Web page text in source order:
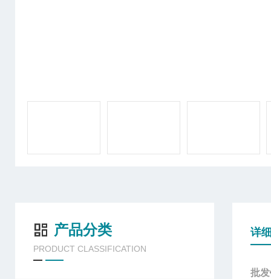
产品分类
PRODUCT CLASSIFICATION
详
批